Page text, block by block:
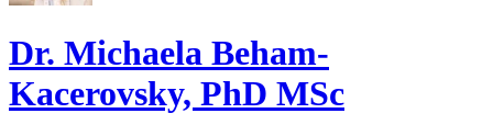
Dr. Michaela Beham-
Kacerovsky, PhD MSc